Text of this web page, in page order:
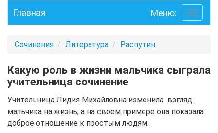
Toggle
Главная Меню:
Сочинения Литература Распутин
Какую роль в жизни мальчика сыграла
учительница сочинение
Учительница Лидия Михайловна изменила взгляд
мальчика на жизнь, а на своем примере она показала
доброе отношение к простым людям.